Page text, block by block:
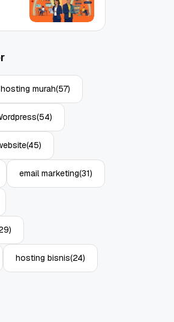
Atasi Limitasi
2026 4
hosting murah(57)
(54)
(45)
email marketing(31)
hosting bisnis(24)